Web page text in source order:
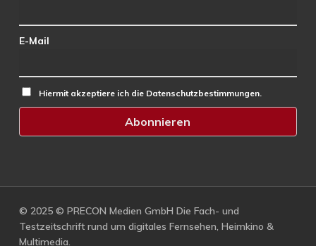
E-Mail
Hiermit akzeptiere ich die Datenschutzbestimmungen.
© 2025 © PRECON Medien GmbH Die Fach- und
Testzeitschrift rund um digitales Fernsehen, Heimkino &
Multimedia.